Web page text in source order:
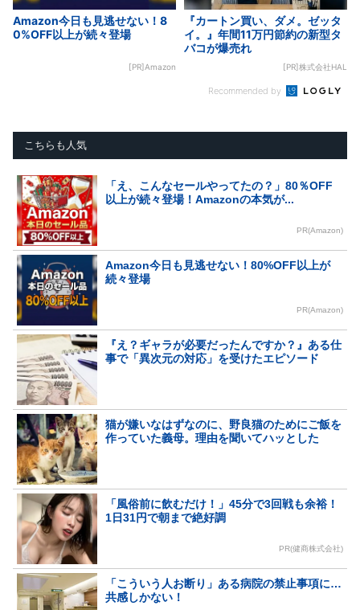
Amazon今日も見逃せない！8
0%OFF以上が続々登場
[PR]Amazon
『カートン買い、ダメ。ゼッタ
イ。』年間11万円節約の新型タ
バコが爆売れ
[PR]株式会社HAL
Recommended by
こちらも人気
「え、こんなセールやってたの？」80％OFF
以上が続々登場！Amazonの本気が...
PR(Amazon)
Amazon今日も見逃せない！80%OFF以上が
続々登場
PR(Amazon)
『え？ギャラが必要だったんですか？』ある仕
事で「異次元の対応」を受けたエピソード
猫が嫌いなはずなのに、野良猫のためにご飯を
作っていた義母。理由を聞いてハッとした
「風俗前に飲むだけ！」45分で3回戦も余裕！
1日31円で朝まで絶好調
PR(健商株式会社)
「こういう人お断り」ある病院の禁止事項に…
共感しかない！